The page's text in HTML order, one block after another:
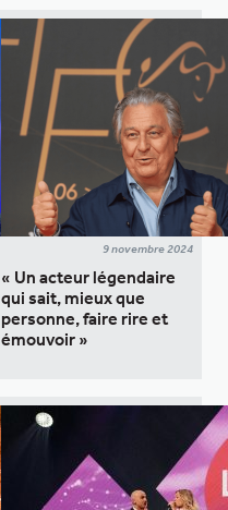
9 novembre 2024
« Un acteur légendaire
qui sait, mieux que
personne, faire rire et
émouvoir »